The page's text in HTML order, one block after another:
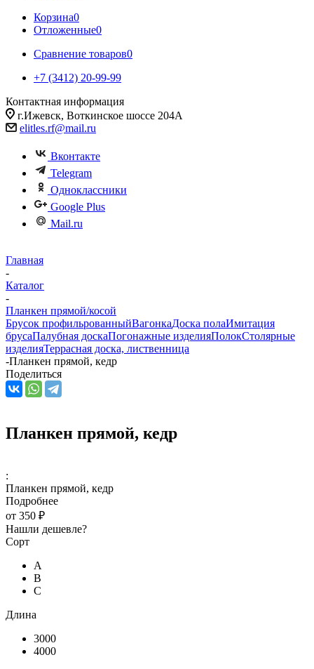
Корзина0
Отложенные0
Сравнение товаров0
+7 (3412) 20-99-99
Контактная информация
г.Ижевск, Воткинское шоссе 204А
elitles.rf@mail.ru
Вконтакте
Telegram
Одноклассники
Google Plus
Mail.ru
Главная
-
Каталог
-
Планкен прямой/косой
Брусок профильрованныйВагонкаДоска полаИмитация
брусаПалубная доскаПогонажные изделияПолокСтолярные
изделияТеррасная доска, лиственница
-Планкен прямой, кедр
Поделиться
Планкен прямой, кедр
:
Планкен прямой, кедр
Подробнее
от 350 ₽
Нашли дешевле?
Сорт
А
В
С
Длина
3000
4000